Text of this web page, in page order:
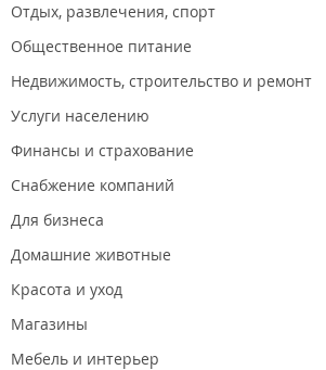
Отдых, развлечения, спорт
Общественное питание
Недвижимость, строительство и ремонт
Услуги населению
Финансы и страхование
Снабжение компаний
Для бизнеса
Домашние животные
Красота и уход
Магазины
Мебель и интерьер